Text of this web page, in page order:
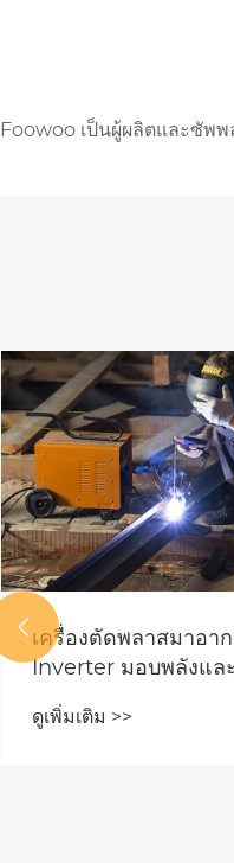
Foowoo เป็นผู้ผลิตและซัพ
ความแม่นยำและการ
เครื่องเชื่อม TIG
ผลิตแบบละเอียด
ดูเพิ่มเติม >>
